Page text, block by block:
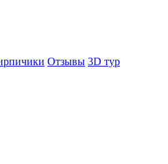
Отзывы 3D тур